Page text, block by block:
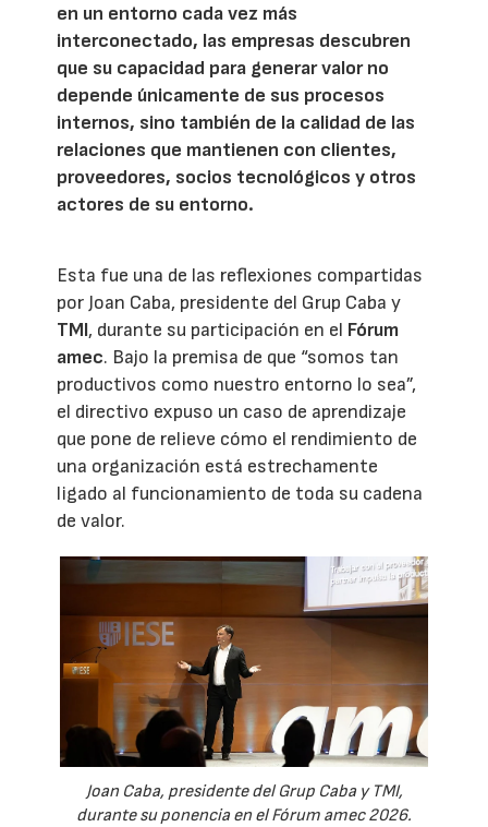
en un entorno cada vez más
interconectado, las empresas descubren
que su capacidad para generar valor no
depende únicamente de sus procesos
internos, sino también de la calidad de las
relaciones que mantienen con clientes,
proveedores, socios tecnológicos y otros
actores de su entorno.
Esta fue una de las reflexiones compartidas
por Joan Caba, presidente del Grup Caba y
TMI, durante su participación en el Fórum
amec. Bajo la premisa de que “somos tan
productivos como nuestro entorno lo sea”,
el directivo expuso un caso de aprendizaje
que pone de relieve cómo el rendimiento de
una organización está estrechamente
ligado al funcionamiento de toda su cadena
de valor.
Joan Caba, presidente del Grup Caba y TMI,
durante su ponencia en el Fórum amec 2026.